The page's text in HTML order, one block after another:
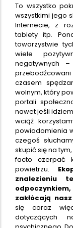
To wszystko
wszystkimi jego
Internecie, z
tablety itp.
towarzystwie
wiele
negatywnych
czasem
wolnym, który
portali
nawet jeśli
wciąż
powiadomienia
czegoś
skupić się na
facto czerpać
powietrzu.
znalezieniu
odpoczynkiem,
zakłócają
się coraz
dotyczących